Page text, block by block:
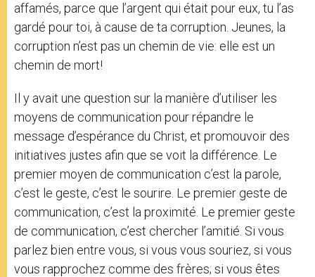
affamés, parce que l’argent qui était pour eux, tu l’as
gardé pour toi, à cause de ta corruption. Jeunes, la
corruption n’est pas un chemin de vie: elle est un
chemin de mort!
Il y avait une question sur la manière d’utiliser les
moyens de communication pour répandre le
message d’espérance du Christ, et promouvoir des
initiatives justes afin que se voit la différence. Le
premier moyen de communication c’est la parole,
c’est le geste, c’est le sourire. Le premier geste de
communication, c’est la proximité. Le premier geste
de communication, c’est chercher l’amitié. Si vous
parlez bien entre vous, si vous vous souriez, si vous
vous rapprochez comme des frères; si vous êtes